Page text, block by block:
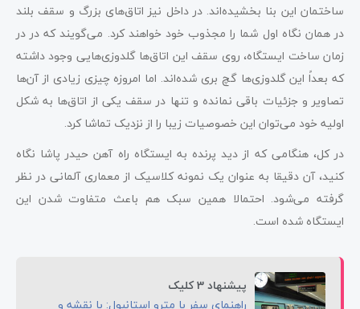
ساختمان این بنا بخشیده‌اند. در داخل نیز اتاق‌های بزرگ و سقف بلند
در همان نگاه اول شما را مجذوب خود خواهند کرد. می‌گویند که در در
زمان ساخت ایستگاه، روی سقف این اتاق‌ها گلدوزی‌هایی وجود داشته
که بعداً این گلدوزی‌ها گچ بری شده‌اند‌. اما امروزه چیزی زیادی از آن‌ها
تصاویر و جزئیات باقی نمانده و تنها در سقف یکی از اتاق‌ها به شکل
اولیه خود می‌توان این خصوصیات زیبا را از نزدیک تماشا کرد.
در کل، هنگامی که از دید پرنده به ایستگاه راه آهن حیدر پاشا نگاه
کنید، آن دقیقا به عنوان یک نمونه کلاسیک از معماری آلمانی در نظر
گرفته می‌شود. احتمالا همین سبک هم باعث متفاوت شدن این
ایستگاه شده است.
پیشنهاد 3 کلیک
راهنمای سفر با مترو استانبول: با نقشه و